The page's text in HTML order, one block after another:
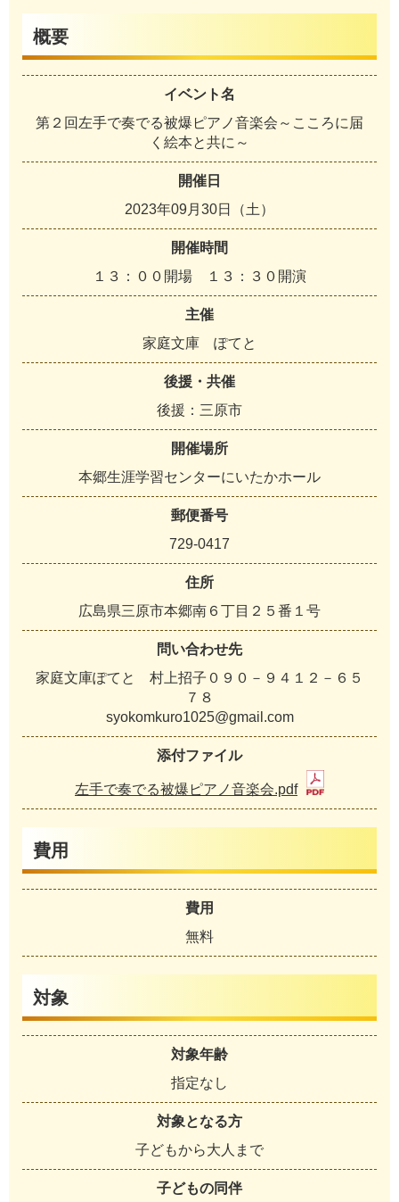
概要
イベント名
第２回左手で奏でる被爆ピアノ音楽会～こころに届
く絵本と共に～
開催日
2023年09月30日（土）
開催時間
１３：００開場 １３：３０開演
主催
家庭文庫 ぽてと
後援・共催
後援：三原市
開催場所
本郷生涯学習センターにいたかホール
郵便番号
729-0417
住所
広島県三原市本郷南６丁目２５番１号
問い合わせ先
家庭文庫ぽてと 村上招子０９０－９４１２－６５
７８
syokomkuro1025@gmail.com
添付ファイル
左手で奏でる被爆ピアノ音楽会.pdf
費用
費用
無料
対象
対象年齢
指定なし
対象となる方
子どもから大人まで
子どもの同伴